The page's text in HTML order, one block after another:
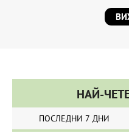
НАЙ-
ПОСЛЕДНИ 7 ДНИ